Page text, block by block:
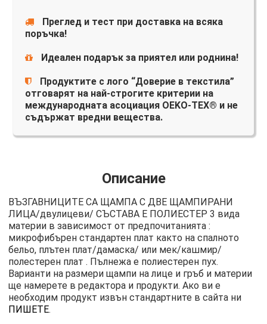
Преглед и тест при доставка на всяка
поръчка!
Идеален подарък за приятел или роднина!
Продуктите с лого “Доверие в текстила”
отговарят на най-строгите критерии на
международната асоциация OEKO-TEX® и не
съдържат вредни вещества.
Описание
ВЪЗГАВНИЦИТЕ СА ЩАМПА С ДВЕ ЩАМПИРАНИ
ЛИЦА/двулицеви/ СЪСТАВА Е ПОЛИЕСТЕР 3 вида
материи в зависимост от предпочитанията :
микрофибърен стандартен плат както на спалното
бельо, плътен плат/дамаска/ или мек/кашмир/
полестерен плат . Пълнежа е полиестерен пух.
Варианти на размери щампи на лице и гръб и материи
ще намерете в редактора и продукти. Ако ви е
необходим продукт извън стандартните в сайта ни
ПИШЕТЕ.